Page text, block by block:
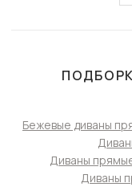
Бежевые диваны
Диваны
Диваны